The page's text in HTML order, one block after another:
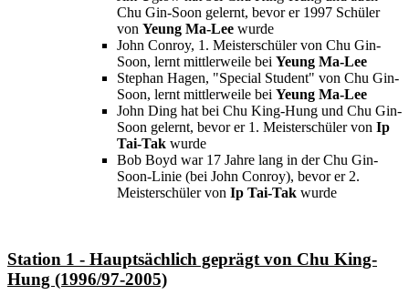
Chu Gin-Soon gelernt, bevor er 1997 Schüler
von Yeung Ma-Lee wurde
John Conroy, 1. Meisterschüler von Chu Gin-
Soon, lernt mittlerweile bei Yeung Ma-Lee
Stephan Hagen, "Special Student" von Chu Gin-
Soon, lernt mittlerweile bei Yeung Ma-Lee
John Ding hat bei Chu King-Hung und Chu Gin-
Soon gelernt, bevor er 1. Meisterschüler von Ip
Tai-Tak wurde
Bob Boyd war 17 Jahre lang in der Chu Gin-
Soon-Linie (bei John Conroy), bevor er 2.
Meisterschüler von Ip Tai-Tak wurde
Station 1 - Hauptsächlich geprägt von Chu King-
Hung (1996/97-2005)